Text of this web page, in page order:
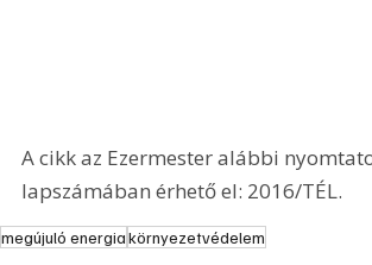
A cikk az Ezermester alábbi
lapszámában érhető el: 2016/TÉL.
megújuló energiakörnyezetvédelem